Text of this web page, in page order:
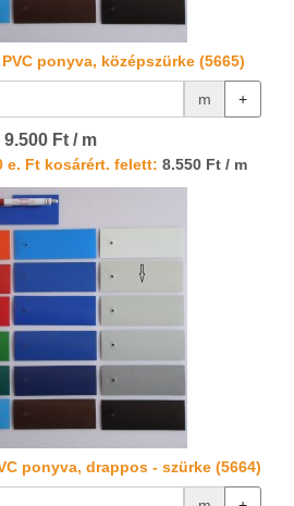
ponyva, középszürke (5665)
m +
9.500 Ft / m
e. Ft kosárért. felett: 8.550 Ft / m
ponyva, drappos - szürke (5664)